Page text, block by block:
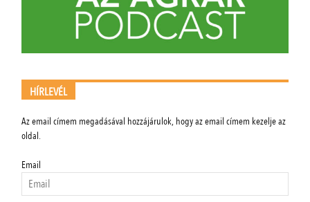
HÍRLEVÉL
Az email címem megadásával hozzájárulok, hogy az email címem kezelje az
oldal.
Email